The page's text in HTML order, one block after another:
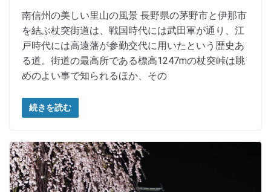
南信州の美しい里山の風景 長野県の茅野市と伊那市
を結ぶ杖突街道は、戦国時代には武田軍が通り、江
戸時代には高遠藩が参勤交代に用いたという歴史あ
る道。街道の最高所である標高1247mの杖突峠は眺
めのよい事で知られるほか、その
続きを読む